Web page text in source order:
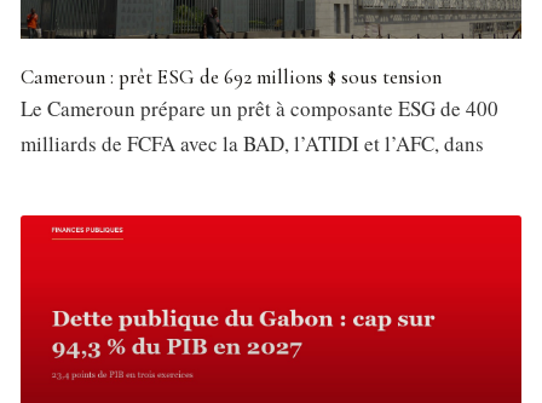
Cameroun : prêt ESG de 692 millions $ sous tension
Le Cameroun prépare un prêt à composante ESG de 400
milliards de FCFA avec la BAD, l’ATIDI et l’AFC, dans